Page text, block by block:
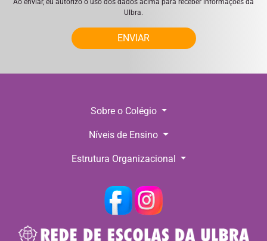
Ulbra.
ENVIAR
Sobre o Colégio
Níveis de Ensino
Estrutura Organizacional